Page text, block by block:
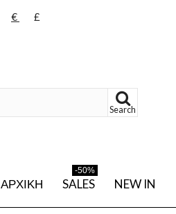
€ £
Search
ΑΡΧΙΚΉ SALES
-50%
NEW IN